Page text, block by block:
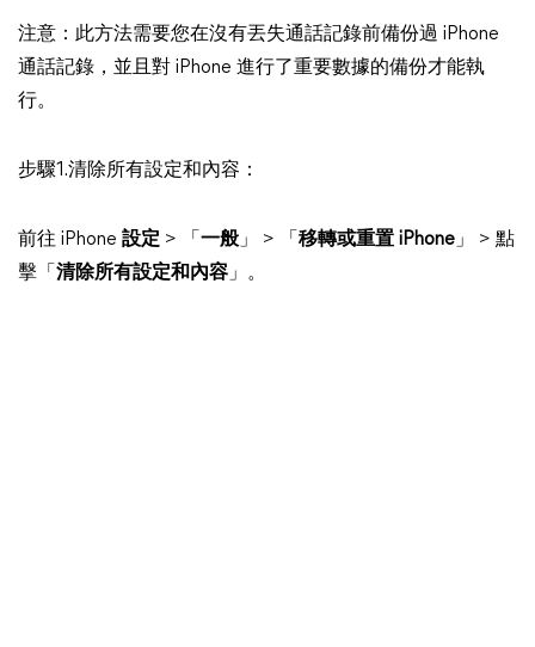
注意：此方法需要您在沒有丟失通話記錄前備份過 iPhone
通話記錄，並且對 iPhone 進行了重要數據的備份才能執
行。
步驟1.清除所有設定和內容：
前往 iPhone 設定 > 「 一般 」 > 「 移轉或重置 iPhone 」
> 點
擊「 清除所有設定和內容 」。